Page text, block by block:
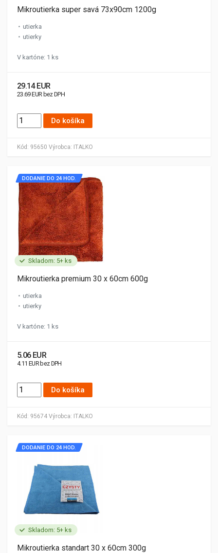
Kód: 95650 Výrobca: ITALKO
Mikroutierka super savá 73x90cm 1200g
utierka
utierky
V kartóne: 1 ks
29.14 EUR
23.69 EUR bez DPH
Do košíka
Skladom: 5+ ks
Kód: 95674 Výrobca: ITALKO
DODANIE DO 24 HOD.
Mikroutierka premium 30 x 60cm 600g
utierka
utierky
V kartóne: 1 ks
5.06 EUR
4.11 EUR bez DPH
Do košíka
Skladom: 5+ ks
DODANIE DO 24 HOD.
Mikroutierka standart 30 x 60cm 300g